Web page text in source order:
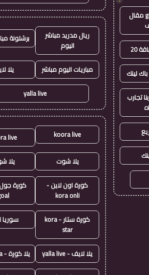
guest post مقال
20
لينك
تجارب
ريال مدريد مباشر
اليوم
برشلونة
مباريات اليوم مباشر يلا
yalla live
koora live
live
يلا شوت يلا
كورة اون لاين -
kora onli
كورة ستار - kora
star
سوريا
يلا لايف - yalla live يلا كورة - yallakora